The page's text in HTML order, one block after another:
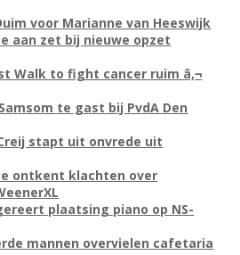
voor Marianne van Heeswijk
aan zet bij nieuwe opzet
Walk to fight cancer ruim â‚¬
te gast bij PvdA Den
stapt uit onvrede uit
ontkent klachten over
plaatsing piano op NS-
mannen overvielen cafetaria